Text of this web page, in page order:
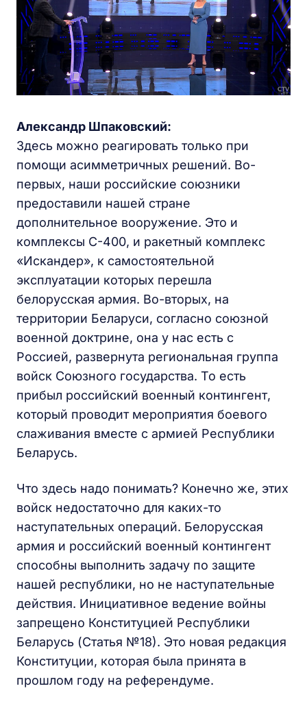
Александр Шпаковский:
Здесь можно реагировать только при
помощи асимметричных решений. Во-
первых, наши российские союзники
предоставили нашей стране
дополнительное вооружение. Это и
комплексы С-400, и ракетный комплекс
«Искандер», к самостоятельной
эксплуатации которых перешла
белорусская армия. Во-вторых, на
территории Беларуси, согласно союзной
военной доктрине, она у нас есть с
Россией, развернута региональная группа
войск Союзного государства. То есть
прибыл российский военный контингент,
который проводит мероприятия боевого
слаживания вместе с армией Республики
Беларусь.
Что здесь надо понимать? Конечно же, этих
войск недостаточно для каких-то
наступательных операций. Белорусская
армия и российский военный контингент
способны выполнить задачу по защите
нашей республики, но не наступательные
действия. Инициативное ведение войны
запрещено Конституцией Республики
Беларусь (Статья №18). Это новая редакция
Конституции, которая была принята в
прошлом году на референдуме.